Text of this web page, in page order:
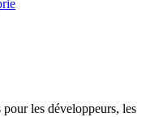
les développeurs, les